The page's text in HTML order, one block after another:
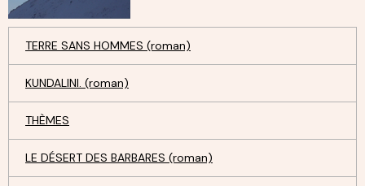
TERRE SANS HOMMES (roman)
KUNDALINI. (roman)
THÈMES
LE DÉSERT DES BARBARES (roman)